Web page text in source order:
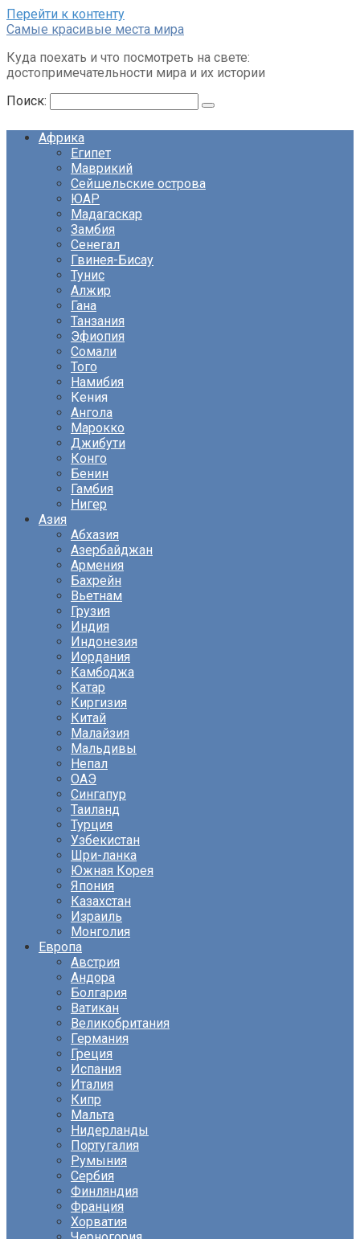
Перейти к контенту
Cамые красивые места мира
Куда поехать и что посмотреть на свете:
достопримечательности мира и их истории
Поиск:
Африка
Египет
Маврикий
Сейшельские острова
ЮАР
Мадагаскар
Замбия
Сенегал
Гвинея-Бисау
Тунис
Алжир
Гана
Танзания
Эфиопия
Сомали
Того
Намибия
Кения
Ангола
Марокко
Джибути
Конго
Бенин
Гамбия
Нигер
Азия
Абхазия
Азербайджан
Армения
Бахрейн
Вьетнам
Грузия
Индия
Индонезия
Иордания
Камбоджа
Катар
Киргизия
Китай
Малайзия
Мальдивы
Непал
ОАЭ
Сингапур
Таиланд
Турция
Узбекистан
Шри-ланка
Южная Корея
Япония
Казахстан
Израиль
Монголия
Европа
Австрия
Андора
Болгария
Ватикан
Великобритания
Германия
Греция
Испания
Италия
Кипр
Мальта
Нидерланды
Португалия
Румыния
Сербия
Финляндия
Франция
Хорватия